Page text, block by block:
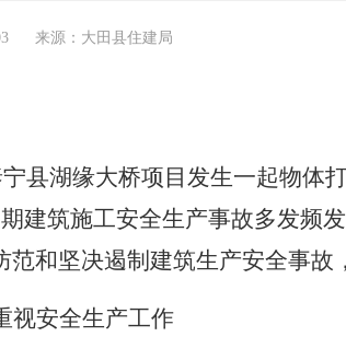
来源：大田县住建局
县湖缘大桥项目发生一起物体
建筑施工安全生产事故多发频
范和坚决遏制建筑生产安全事故
视安全生产工作